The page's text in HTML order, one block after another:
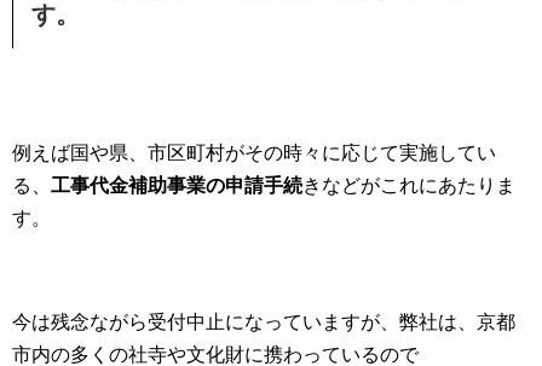
す。
例えば国や県、市区町村がその時々に応じて実施してい
る、 工事代金補助事業の申請手続きなどがこれにあたりま
す。
今は残念ながら受付中止になっていますが、弊社は、京都
市内の多くの社寺や文化財に携わっているので